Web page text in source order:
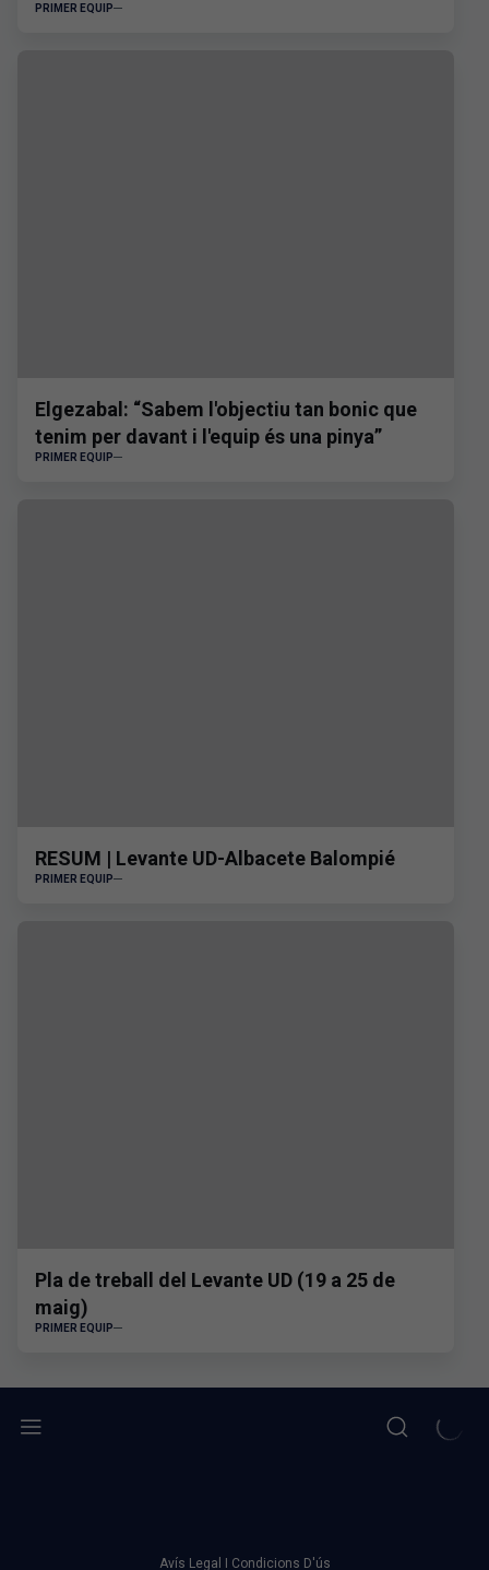
PRIMER EQUIP
Elgezabal: “Sabem l'objectiu tan bonic que
tenim per davant i l'equip és una pinya”
PRIMER EQUIP
RESUM | Levante UD-Albacete Balompié
PRIMER EQUIP
Pla de treball del Levante UD (19 a 25 de
maig)
PRIMER EQUIP
Avís Legal I Condicions D'ús